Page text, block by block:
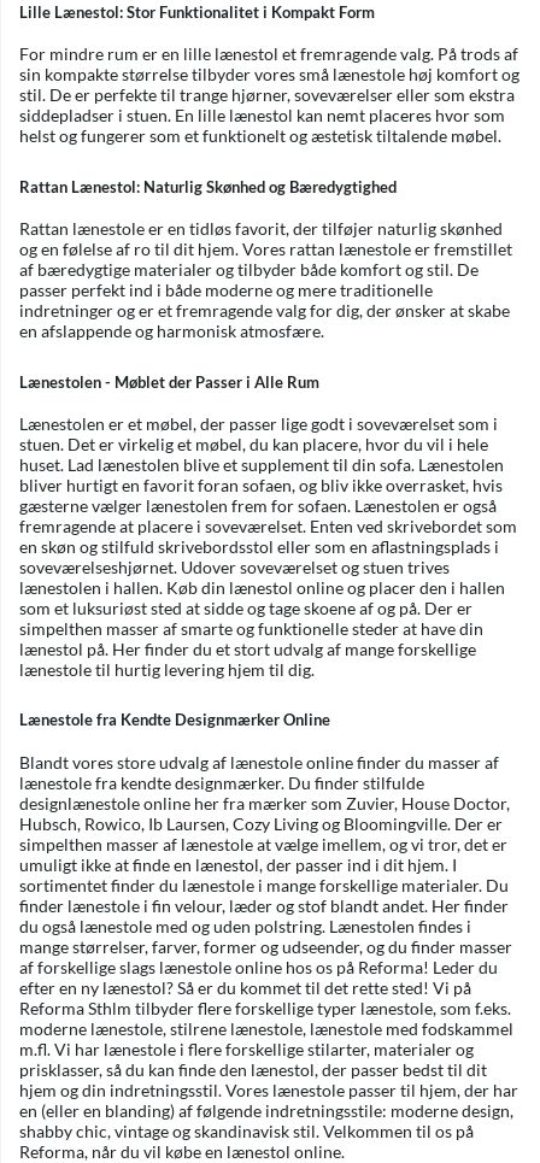
Lille Lænestol: Stor Funktionalitet i Kompakt Form
For mindre rum er en lille lænestol et fremragende valg. På trods af
sin kompakte størrelse tilbyder vores små lænestole høj komfort og
stil. De er perfekte til trange hjørner, soveværelser eller som ekstra
siddepladser i stuen. En lille lænestol kan nemt placeres hvor som
helst og fungerer som et funktionelt og æstetisk tiltalende møbel.
Rattan Lænestol: Naturlig Skønhed og Bæredygtighed
Rattan lænestole er en tidløs favorit, der tilføjer naturlig skønhed
og en følelse af ro til dit hjem. Vores rattan lænestole er fremstillet
af bæredygtige materialer og tilbyder både komfort og stil. De
passer perfekt ind i både moderne og mere traditionelle
indretninger og er et fremragende valg for dig, der ønsker at skabe
en afslappende og harmonisk atmosfære.
Lænestolen - Møblet der Passer i Alle Rum
Lænestolen er et møbel, der passer lige godt i soveværelset som i
stuen. Det er virkelig et møbel, du kan placere, hvor du vil i hele
huset. Lad lænestolen blive et supplement til din sofa. Lænestolen
bliver hurtigt en favorit foran sofaen, og bliv ikke overrasket, hvis
gæsterne vælger lænestolen frem for sofaen. Lænestolen er også
fremragende at placere i soveværelset. Enten ved skrivebordet som
en skøn og stilfuld skrivebordsstol eller som en aflastningsplads i
soveværelseshjørnet. Udover soveværelset og stuen trives
lænestolen i hallen. Køb din lænestol online og placer den i hallen
som et luksuriøst sted at sidde og tage skoene af og på. Der er
simpelthen masser af smarte og funktionelle steder at have din
lænestol på. Her finder du et stort udvalg af mange forskellige
lænestole til hurtig levering hjem til dig.
Lænestole fra Kendte Designmærker Online
Blandt vores store udvalg af lænestole online finder du masser af
lænestole fra kendte designmærker. Du finder stilfulde
designlænestole online her fra mærker som Zuvier, House Doctor,
Hubsch, Rowico, Ib Laursen, Cozy Living og Bloomingville. Der er
simpelthen masser af lænestole at vælge imellem, og vi tror, det er
umuligt ikke at finde en lænestol, der passer ind i dit hjem. I
sortimentet finder du lænestole i mange forskellige materialer. Du
finder lænestole i fin velour, læder og stof blandt andet. Her finder
du også lænestole med og uden polstring. Lænestolen findes i
mange størrelser, farver, former og udseender, og du finder masser
af forskellige slags lænestole online hos os på Reforma! Leder du
efter en ny lænestol? Så er du kommet til det rette sted! Vi på
Reforma Sthlm tilbyder flere forskellige typer lænestole, som f.eks.
moderne lænestole, stilrene lænestole, lænestole med fodskammel
m.fl. Vi har lænestole i flere forskellige stilarter, materialer og
prisklasser, så du kan finde den lænestol, der passer bedst til dit
hjem og din indretningsstil. Vores lænestole passer til hjem, der har
en (eller en blanding) af følgende indretningsstile: moderne design,
shabby chic, vintage og skandinavisk stil. Velkommen til os på
Reforma, når du vil købe en lænestol online.